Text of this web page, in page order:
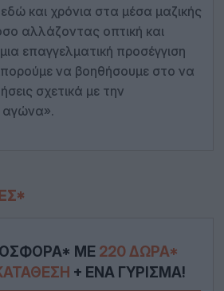
και χρόνια στα μέσα μαζικής
αλλάζοντας οπτική και
επαγγελματική προσέγγιση
να βοηθήσουμε στο να
σχετικά με την
αγώνα».
ΜΕ 220 ΔΏΡΑ*
+ ΈΝΑ ΓΎΡΙΣΜΑ!